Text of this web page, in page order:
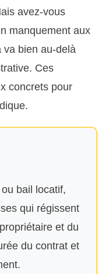
avez-vous
manquement aux
va bien au-delà
Ces
concrets pour
bail locatif,
qui régissent
et du
du contrat et